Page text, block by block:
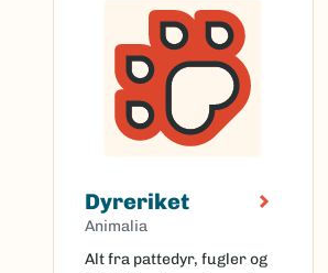
Dyreriket
Animalia
Alt fra pattedyr, fugler og